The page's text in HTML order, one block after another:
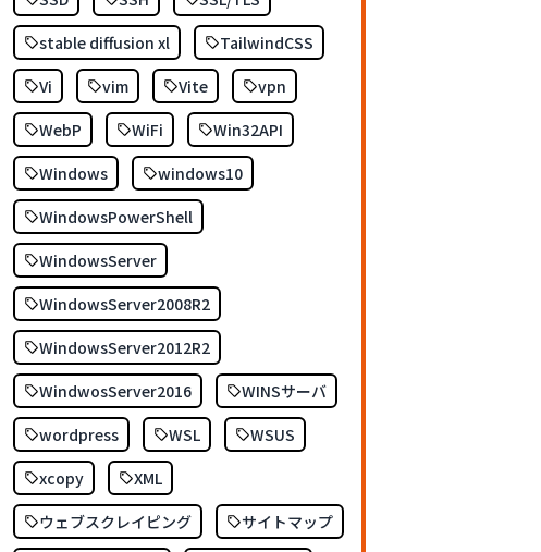
stable diffusion xl
TailwindCSS
Vi
vim Vite
vpn
WebP
WiFi
Win32API
Windows
windows10
WindowsPowerShell
WindowsServer
WindowsServer2008R2
WindowsServer2012R2
WindwosServer2016
WINSサーバ
wordpress
WSL
WSUS
xcopy
XML
ウェブスクレイピング
サイトマップ